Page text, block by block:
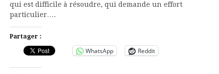
qui est difficile à résoudre, qui demande un effort
particulier….
Partager :
WhatsApp Reddit